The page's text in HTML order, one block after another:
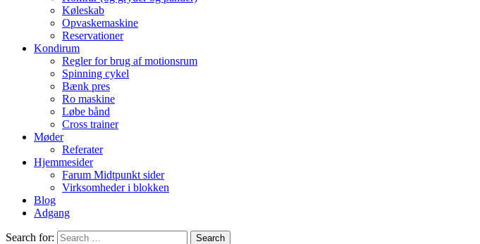
Køleskab
Opvaskemaskine
Reservationer
Kondirum
Regler for brug af motionsrum
Spinning cykel
Bænk pres
Ro maskine
Løbe bånd
Cross trainer
Møder
Referater
Hjemmesider
Farum Midtpunkt sider
Virksomheder i blokken
Blog
Adgang
Search for: